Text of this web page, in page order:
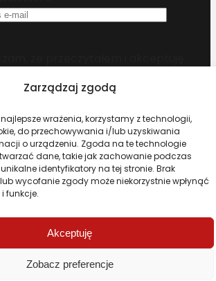
Zarządzaj zgodą
wrażenia, korzystamy z technologii,
do przechowywania i/lub uzyskiwania
o urządzeniu. Zgoda na te technologie
dane, takie jak zachowanie podczas
identyfikatory na tej stronie. Brak
wycofanie zgody może niekorzystnie wpłynąć
funkcje.
Akceptuję
Zobacz preferencje
z serwisu
& Code by Foxstudio.eu
do góry